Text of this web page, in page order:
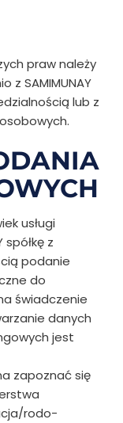
praw należy
z SAMIMUNAY
lub z
usługi
spółkę z
podanie
do
świadczenie
danych
jest
zapoznać się
rodo-